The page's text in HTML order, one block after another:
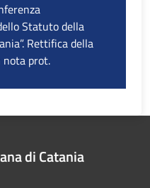
Statuto della
Rettifica della
nota prot.
di Catania